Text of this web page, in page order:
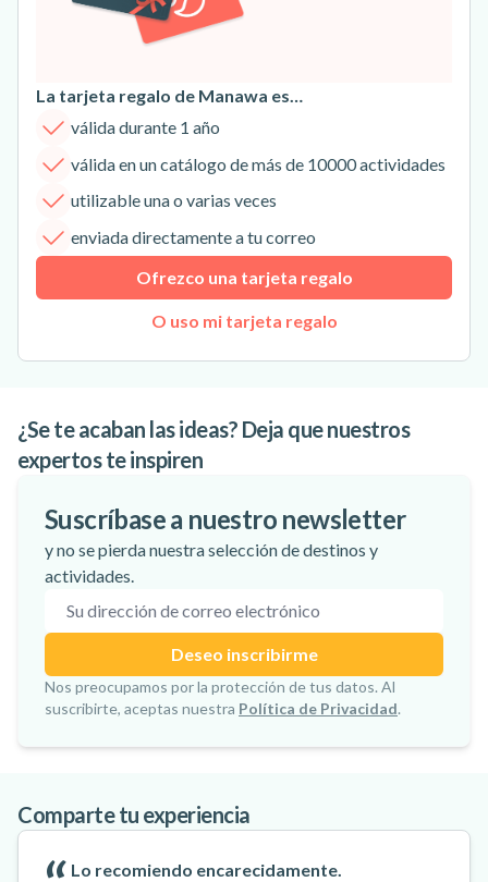
La tarjeta regalo de Manawa es…
válida durante 1 año
válida en un catálogo de más de 10000 actividades
utilizable una o varias veces
enviada directamente a tu correo
Ofrezco una tarjeta regalo
O uso mi tarjeta regalo
¿Se te acaban las ideas? Deja que nuestros
expertos te inspiren
Los 10 mejores lugares para hacer
barranquismo en Córcega
Las 13 tirolinas más increíbles del mundo
Los 10 mejores surf spots del mundo para
principiantes
Manawa y checkyeti unen fuerzas: una
nueva era para las aventuras al aire libre
en Europa
Suscríbase a nuestro newsletter
y no se pierda nuestra selección de destinos y
actividades.
Dirección de correo electrónico
Deseo inscribirme
¡Suscripción confirmada!
Nos preocupamos por la protección de tus datos. Al
suscribirte, aceptas nuestra Política de Privacidad.
Comparte tu experiencia
Lo recomiendo encarecidamente.